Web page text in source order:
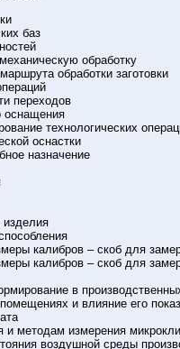
баз
обработку
обработки заготовки
переходов
оснащения
технологических
оснастки
назначение
изделия
калибров – скоб для
калибров – скоб для
в
и влияние его
и методам измерения
воздушной среды